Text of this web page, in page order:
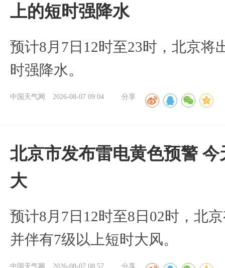
上的短时强降水
预计8月7日12时至23时，北京将
时强降水。
中国天气网 2026-08-07 09:04 分享
北京市发布雷电黄色预警
大
预计8月7日12时至8日02时，北
并伴有7级以上短时大风。
中国天气网 2026-08-07 08:57 分享